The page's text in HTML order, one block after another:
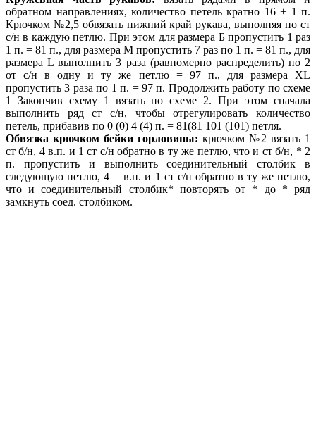
обратном направлениях, количество петель кратно 16 + 1 п.
Крючком №2,5 обвязать нижний край рукава, выполняя по ст
с/н в каждую петлю. При этом для размера Б пропустить 1 раз
1 п. = 81 п., для размера М пропустить 7 раз по 1 п. = 81 п., для
размера L выполнить 3 раза (равномерно распределить) по 2
от с/н в одну и ту же петлю = 97 п., для размера ХL
пропустить 3 раза по 1 п. = 97 п. Продолжить работу по схеме
1 Закончив схему 1 вязать по схеме 2. При этом сначала
выполнить ряд ст с/н, чтобы отрегулировать количество
петель, прибавив по 0 (0) 4 (4) п. = 81(81 101 (101) петля.
Обвязка крючком бейки горловины: крючком №2 вязать 1
ст б/н, 4 в.п. и 1 ст с/н обратно в ту же петлю, что и ст б/н, * 2
п. пропустить и выполнить соединительный столбик в
следующую петлю, 4 в.п. и 1 ст с/н обратно в ту же петлю,
что и соединительный столбик* повторять от * до * ряд
замкнуть соед. столбиком.